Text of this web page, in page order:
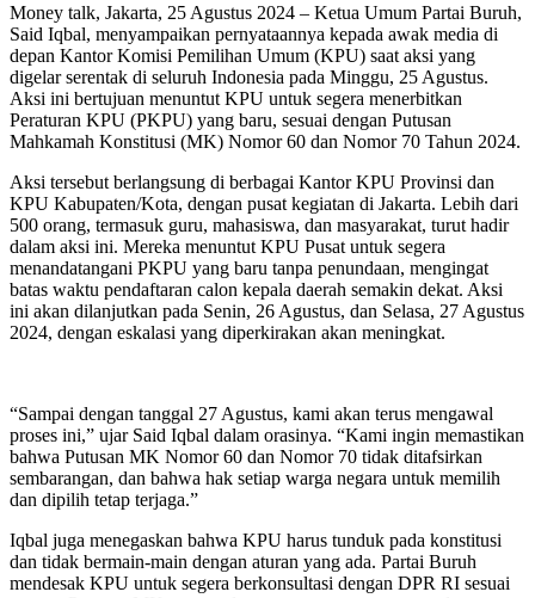
Money talk, Jakarta, 25 Agustus 2024 – Ketua Umum Partai Buruh,
Said Iqbal, menyampaikan pernyataannya kepada awak media di
depan Kantor Komisi Pemilihan Umum (KPU) saat aksi yang
digelar serentak di seluruh Indonesia pada Minggu, 25 Agustus.
Aksi ini bertujuan menuntut KPU untuk segera menerbitkan
Peraturan KPU (PKPU) yang baru, sesuai dengan Putusan
Mahkamah Konstitusi (MK) Nomor 60 dan Nomor 70 Tahun 2024.
Aksi tersebut berlangsung di berbagai Kantor KPU Provinsi dan
KPU Kabupaten/Kota, dengan pusat kegiatan di Jakarta. Lebih dari
500 orang, termasuk guru, mahasiswa, dan masyarakat, turut hadir
dalam aksi ini. Mereka menuntut KPU Pusat untuk segera
menandatangani PKPU yang baru tanpa penundaan, mengingat
batas waktu pendaftaran calon kepala daerah semakin dekat. Aksi
ini akan dilanjutkan pada Senin, 26 Agustus, dan Selasa, 27 Agustus
2024, dengan eskalasi yang diperkirakan akan meningkat.
“Sampai dengan tanggal 27 Agustus, kami akan terus mengawal
proses ini,” ujar Said Iqbal dalam orasinya. “Kami ingin memastikan
bahwa Putusan MK Nomor 60 dan Nomor 70 tidak ditafsirkan
sembarangan, dan bahwa hak setiap warga negara untuk memilih
dan dipilih tetap terjaga.”
Iqbal juga menegaskan bahwa KPU harus tunduk pada konstitusi
dan tidak bermain-main dengan aturan yang ada. Partai Buruh
mendesak KPU untuk segera berkonsultasi dengan DPR RI sesuai